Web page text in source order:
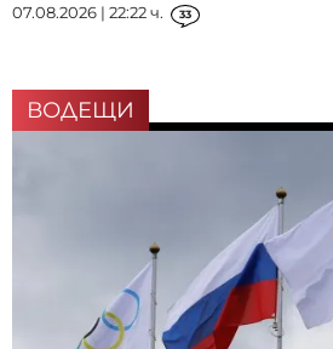
07.08.2026 | 22:22 ч. 33
ВОДЕЩИ